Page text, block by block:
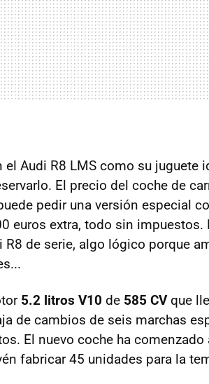
Audi R8 LMS como su juguete
El precio del coche de
pedir una versión especial
euros extra, todo sin impuestos.
de serie, algo lógico porque
5.2 litros V10 de 585 CVque
de cambios de seis marchas
El nuevo coche ha
fabricar 45 unidades para la